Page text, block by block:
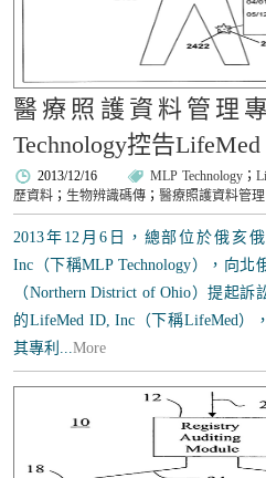
醫療照護資料管理
Technology控告LifeMed
2013/12/16 MLP Technology；
歷資料 ； 生物辨識碼傳 ；醫療照護資料管理
2013年12月6日，總部位於俄亥俄
Inc（下稱MLP Technology），向
（Northern District of Ohio）提起
的LifeMed ID, Inc（下稱LifeMed）
其專利...More